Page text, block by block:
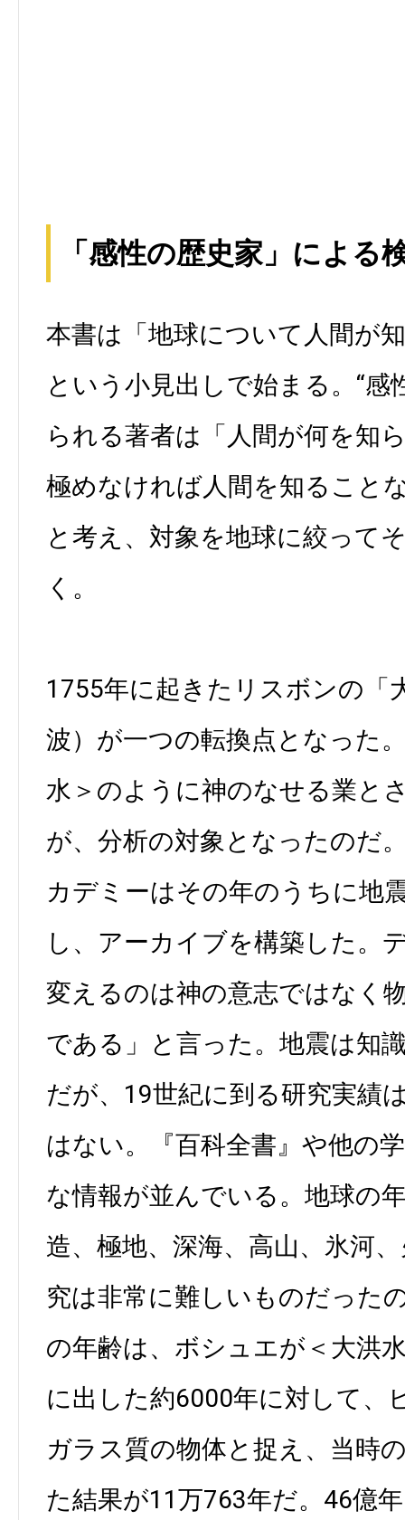
「感性の歴史家」による
本書は「地球について人間が
という小見出しで始まる。“感
られる著者は「人間が何を知
極めなければ人間を知ること
と考え、対象を地球に絞って
く。
1755年に起きたリスボンの「
波）が一つの転換点となった
水＞のように神のなせる業と
が、分析の対象となったのだ
カデミーはその年のうちに地
し、アーカイブを構築した。
変えるのは神の意志ではなく
である」と言った。地震は知
だが、19世紀に到る研究実績
はない。『百科全書』や他の
な情報が並んでいる。地球の
造、極地、深海、高山、氷河
究は非常に難しいものだった
の年齢は、ボシュエが＜大洪
に出した約6000年に対して、
ガラス質の物体と捉え、当時
た結果が11万763年だ。46億